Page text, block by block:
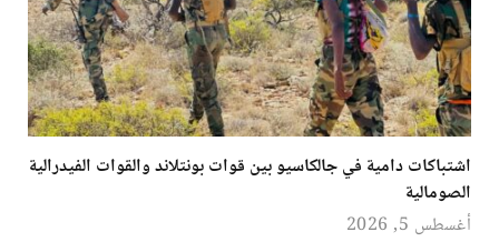
اشتباكات دامية في جالكاسيو بين قوات بونتلاند والقوات الفيدرالية
الصومالية
أغسطس 5, 2026